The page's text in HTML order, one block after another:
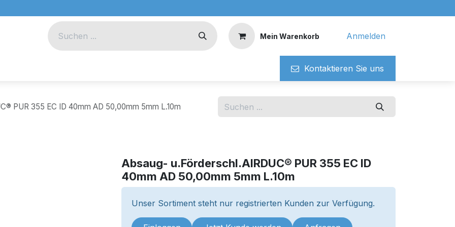
Mein Warenkorb Anmelden
Kontaktieren ​​Si​​e uns
PUR 355 EC ID 40mm AD 50,00mm 5mm L.10m
Absaug- u.Förderschl.AIRDUC® PUR 355 EC ID
40mm AD 50,00mm 5mm L.10m
Unser Sortiment steht nur registrierten Kunden zur Verfügung.